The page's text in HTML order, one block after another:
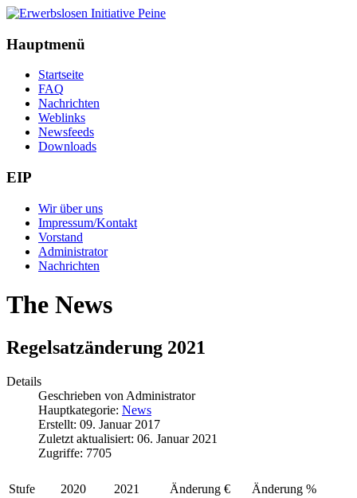
Hauptmenü
Startseite
FAQ
Nachrichten
Weblinks
Newsfeeds
Downloads
EIP
Wir über uns
Impressum/Kontakt
Vorstand
Administrator
Nachrichten
The News
Regelsatzänderung 2021
Details
Geschrieben von Administrator
Hauptkategorie: News
Erstellt: 09. Januar 2017
Zuletzt aktualisiert: 06. Januar 2021
Zugriffe: 7705
Stufe 2020 2021 Änderung € Änderung %